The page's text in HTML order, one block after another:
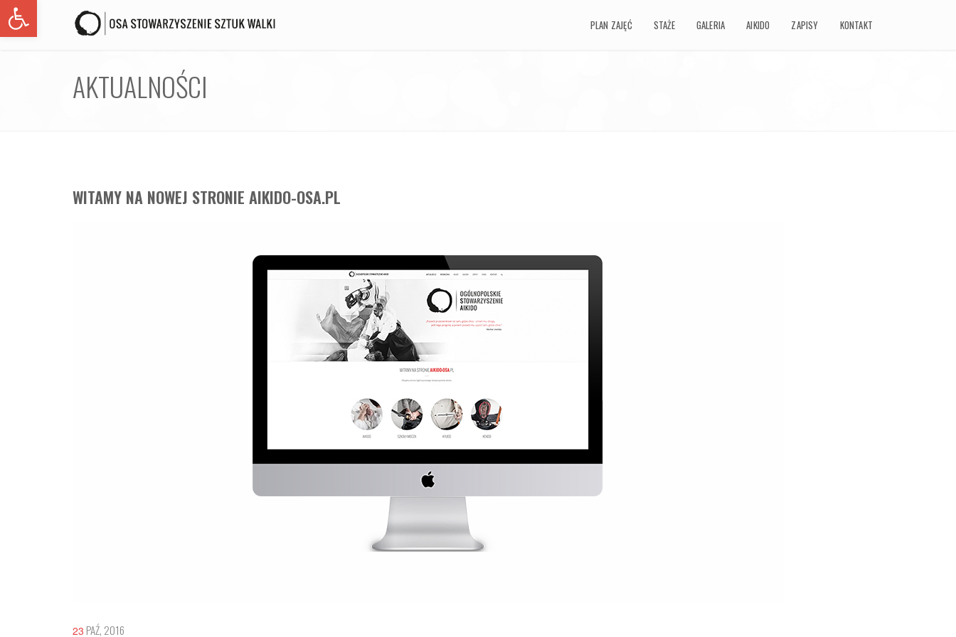
PLAN ZAJĘĆ STAŻE GALERIA AIKIDO ZAPISY KONTAKT
PLAN ZAJĘĆ STAŻE GALERIA AIKIDO ZAPISY KONTAKT
AKTUALNOŚCI
WITAMY NA NOWEJ STRONIE AIKIDO-OSA.PL
23 PAŹ, 2016